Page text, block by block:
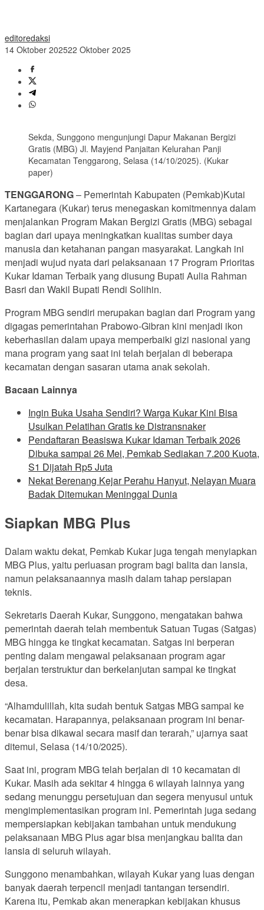
editoredaksi
14 Oktober 202522 Oktober 2025
Sekda, Sunggono mengunjungi Dapur Makanan Bergizi
Gratis (MBG) Jl. Mayjend Panjaitan Kelurahan Panji
Kecamatan Tenggarong, Selasa (14/10/2025). (Kukar
paper)
TENGGARONG– Pemerintah Kabupaten (Pemkab)Kutai
Kartanegara (Kukar) terus menegaskan komitmennya dalam
menjalankan Program Makan Bergizi Gratis (MBG) sebagai
bagian dari upaya meningkatkan kualitas sumber daya
manusia dan ketahanan pangan masyarakat. Langkah ini
menjadi wujud nyata dari pelaksanaan 17 Program Prioritas
Kukar Idaman Terbaik yang diusung Bupati Aulia Rahman
Basri dan Wakil Bupati Rendi Solihin.
Program MBG sendiri merupakan bagian dari Program yang
digagas pemerintahan Prabowo-Gibran kini menjadi ikon
keberhasilan dalam upaya memperbaiki gizi nasional yang
mana program yang saat ini telah berjalan di beberapa
kecamatan dengan sasaran utama anak sekolah.
Bacaan Lainnya
Ingin Buka Usaha Sendiri? Warga Kukar Kini Bisa
Usulkan Pelatihan Gratis ke Distransnaker
Pendaftaran Beasiswa Kukar Idaman Terbaik 2026
Dibuka sampai 26 Mei, Pemkab Sediakan 7.200 Kuota,
S1 Dijatah Rp5 Juta
Nekat Berenang Kejar Perahu Hanyut, Nelayan Muara
Badak Ditemukan Meninggal Dunia
Siapkan MBG Plus
Dalam waktu dekat, Pemkab Kukar juga tengah menyiapkan
MBG Plus, yaitu perluasan program bagi balita dan lansia,
namun pelaksanaannya masih dalam tahap persiapan
teknis.
Sekretaris Daerah Kukar, Sunggono, mengatakan bahwa
pemerintah daerah telah membentuk Satuan Tugas (Satgas)
MBG hingga ke tingkat kecamatan. Satgas ini berperan
penting dalam mengawal pelaksanaan program agar
berjalan terstruktur dan berkelanjutan sampai ke tingkat
desa.
“Alhamdulillah, kita sudah bentuk Satgas MBG sampai ke
kecamatan. Harapannya, pelaksanaan program ini benar-
benar bisa dikawal secara masif dan terarah,” ujarnya saat
ditemui, Selasa (14/10/2025).
Saat ini, program MBG telah berjalan di 10 kecamatan di
Kukar. Masih ada sekitar 4 hingga 6 wilayah lainnya yang
sedang menunggu persetujuan dan segera menyusul untuk
mengimplementasikan program ini. Pemerintah juga sedang
mempersiapkan kebijakan tambahan untuk mendukung
pelaksanaan MBG Plus agar bisa menjangkau balita dan
lansia di seluruh wilayah.
Sunggono menambahkan, wilayah Kukar yang luas dengan
banyak daerah terpencil menjadi tantangan tersendiri.
Karena itu, Pemkab akan menerapkan kebijakan khusus